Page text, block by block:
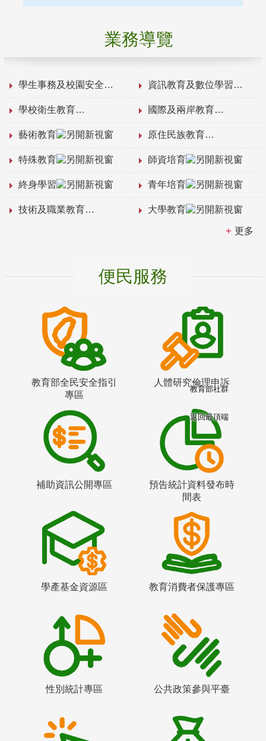
業務導覽
學生事務及校園安全 資訊教育及數位學習
學校衛生教育 國際及兩岸教育
藝術教育 原住民族教育
特殊教育 師資培育
終身學習 青年培育
技術及職業教育 大學教育
更多
便民服務
教育部全民安全指引
專區
人體研究倫理申訴
補助資訊公開專區
預告統計資料發布時
間表
學產基金資源區 教育消費者保護專區
性別統計專區 公共政策參與平臺
教育部社群
返回最頂端